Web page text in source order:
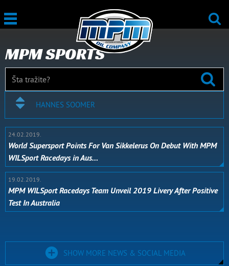
MPM SPORTS
HANNES SOOMER
24.02.2019.
World Supersport Points For Van Sikkelerus On Debut With MPM
WILSport Racedays in Aus…
19.02.2019.
MPM WILSport Racedays Team Unveil 2019 Livery After Positive
Test In Australia
SHOW MORE NEWS & SOCIAL MEDIA